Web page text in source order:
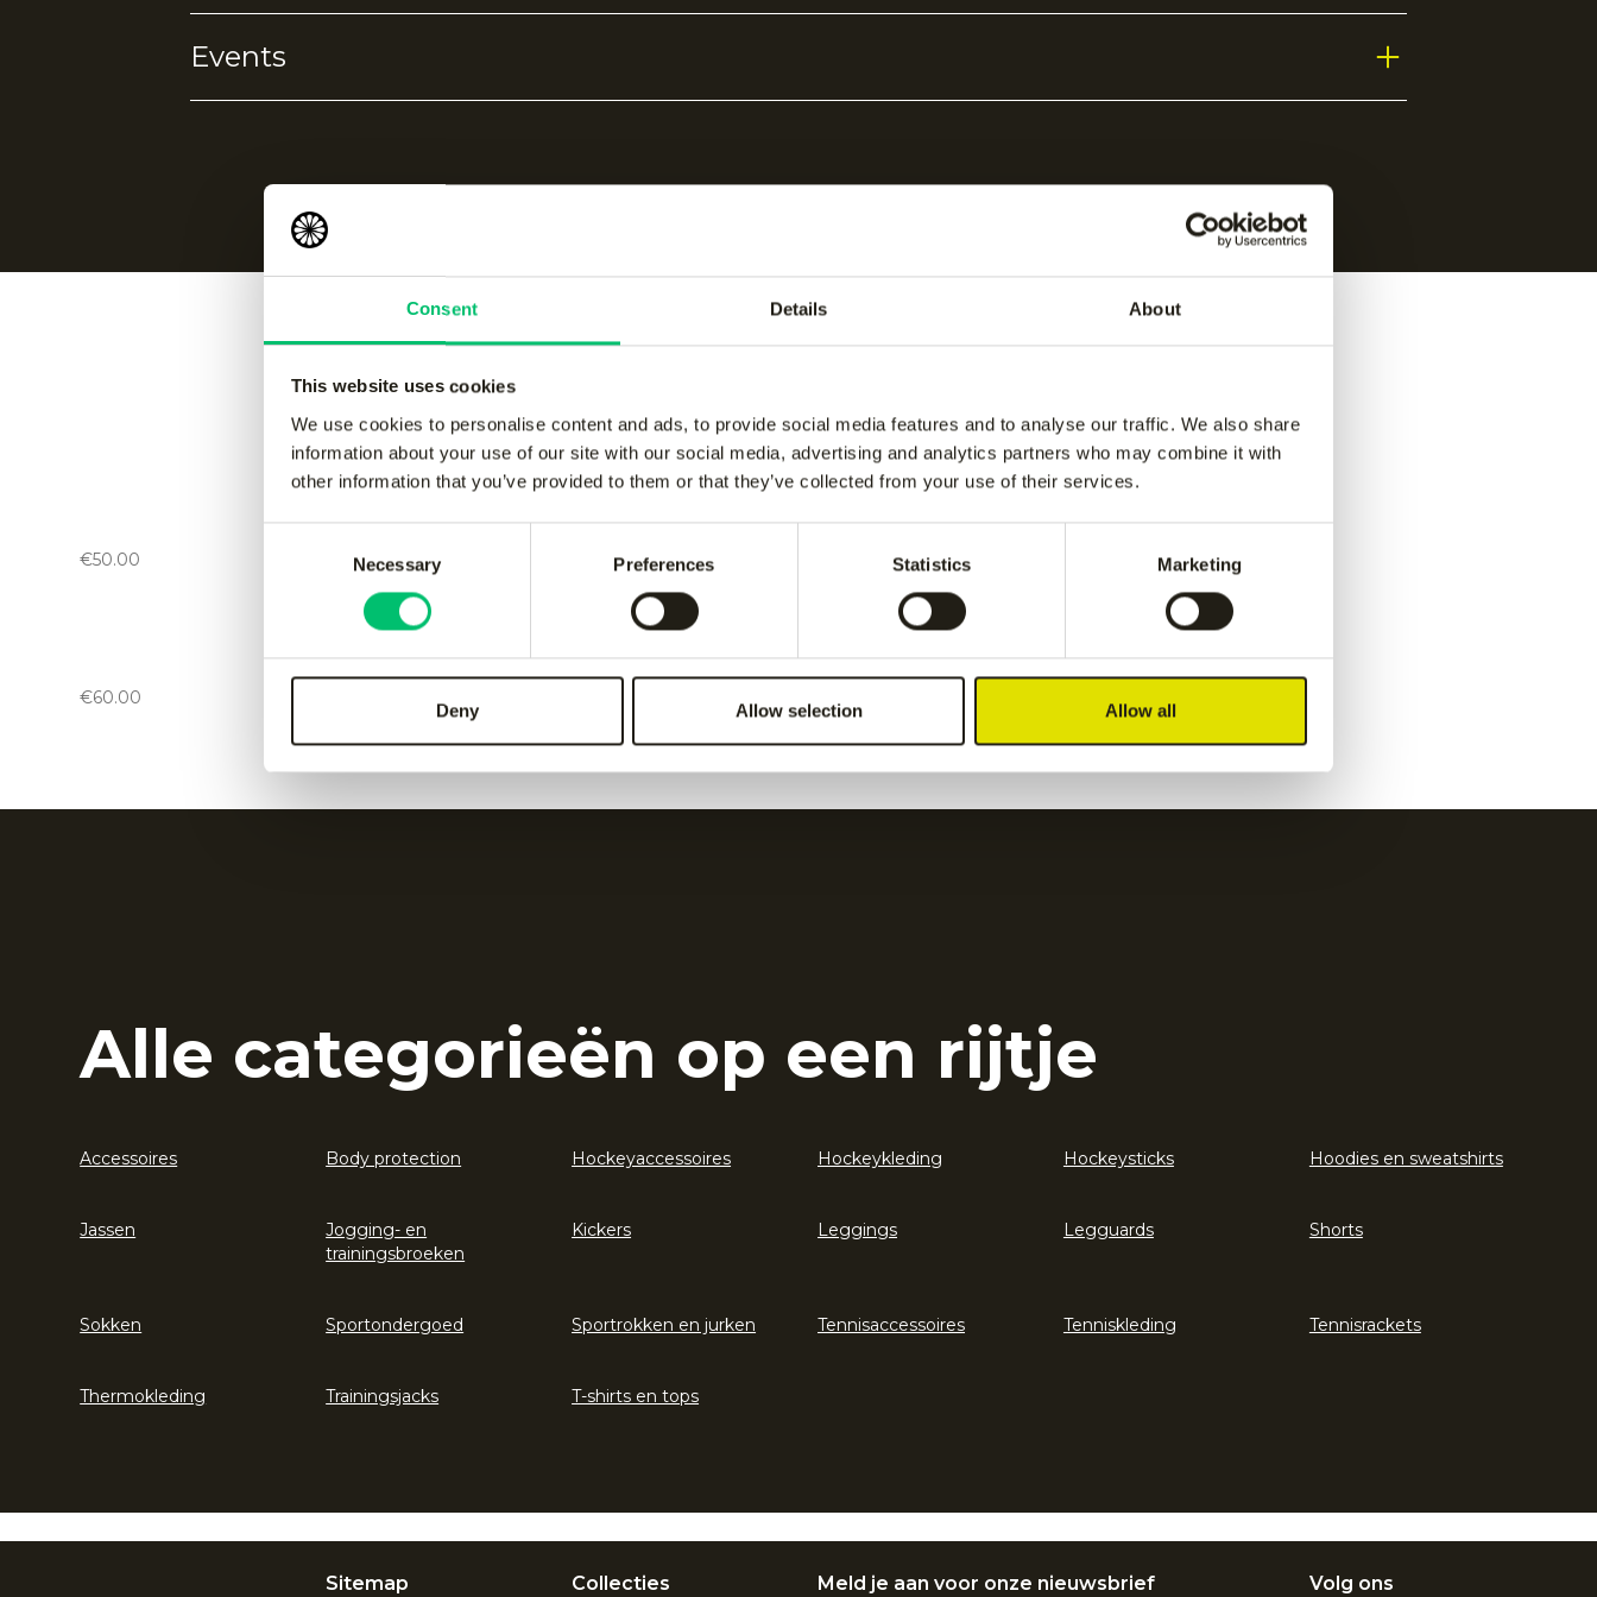
Consent Details About
This website uses cookies
We use cookies to personalise content and ads, to provide social media features and to analyse our traffic. We also share
information about your use of our site with our social media, advertising and analytics partners who may combine it with
other information that you’ve provided to them or that they’ve collected from your use of their services.
Necessary Preferences Statistics Marketing
Deny Allow selection Allow all
Elastane
Geen eigenschappen gevonden.
Events
Vergelijkbare producten
€50.00 €50.00
black
€60.00
Kadiri kids pant-Grey Kadiri kids pant-navy Kadiri kids pant
Alle categorieën op een rijtje
Accessoires Body protection Hockeyaccessoires Hockeykleding Hockeysticks Hoodies en sweatshirts
Jassen
Jogging- en
trainingsbroeken
Kickers Leggings Legguards Shorts
Sokken Sportondergoed Sportrokken en jurken Tennisaccessoires Tenniskleding Tennisrackets
Thermokleding Trainingsjacks T-shirts en tops
Sitemap Collecties Meld je aan voor onze nieuwsbrief Volg ons